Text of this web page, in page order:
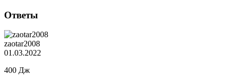
Ответы
zaotar2008
01.03.2022
400 Дж